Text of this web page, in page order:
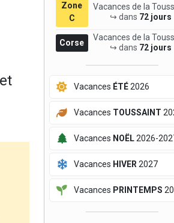
Zone
C
Vacances de la
↪ dans 72 jours
Corse
Vacances de la
↪ dans 72 jours
Vacances ÉTÉ2026
Vacances TOUSSAINT
Vacances NOËL2026-
Vacances HIVER 2027
Vacances PRINTEMPS